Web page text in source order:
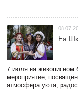
На
7 июля на живописном
мероприятие,
атмосфера уюта,